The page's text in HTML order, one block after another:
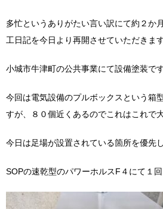
多忙というありがたい言い訳にて約２か
工日記を今日より再開させていただきます
小城市牛津町の公共事業にて設備塗装です
今回は電気設備のプルボックスという箱
すが、８０個近くあるのでこれはこれで
今日は足場が設置されている箇所を優先
SOPの速乾型のパワーホルスF４にて１